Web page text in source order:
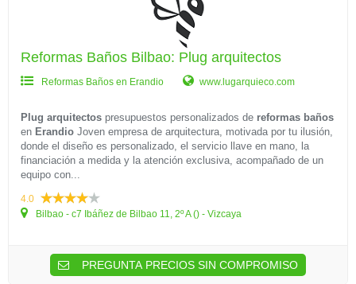
Reformas Baños Bilbao: Plug arquitectos
Reformas Baños en Erandio www.lugarquieco.com
Plug arquitectos presupuestos personalizados de reformas baños
en Erandio Joven empresa de arquitectura, motivada por tu ilusión,
donde el diseño es personalizado, el servicio llave en mano, la
financiación a medida y la atención exclusiva, acompañado de un
equipo con...
4.0
Bilbao - c7 Ibáñez de Bilbao 11, 2º A () - Vizcaya
PREGUNTA PRECIOS SIN COMPROMISO